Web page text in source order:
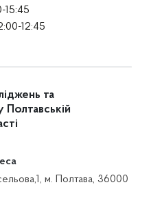
15:45
12:45
та
Полтавській
м. Полтава, 36000